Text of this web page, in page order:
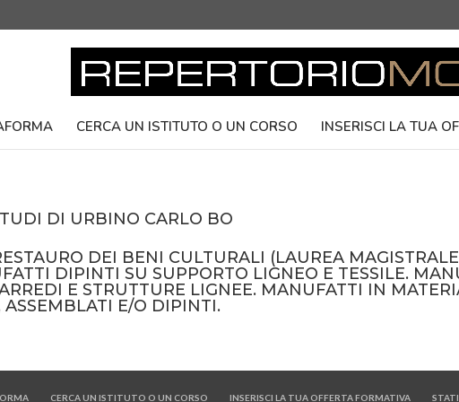
CERCA UN ISTITUTO O UN CORSO INSERISCI LA TUA
DI URBINO CARLO BO
DEI BENI CULTURALI (LAUREA
DIPINTI SU SUPPORTO LIGNEO E TESSILE.
E STRUTTURE LIGNEE. MANUFATTI IN
ASSEMBLATI E/O DIPINTI.
CERCA UN ISTITUTO O UN CORSO INSERISCI LA TUA OFFERTA FORMATIVA